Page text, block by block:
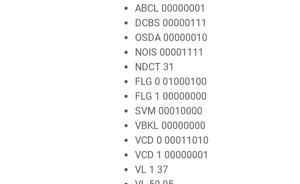
ABCL 00000001
DCBS 00000111
OSDA 00000010
NOIS 00001111
NDCT 31
FLG 0 01000100
FLG 1 00000000
SVM 00010000
VBKL 00000000
VCD 0 00011010
VCD 1 00000001
VL 1 37